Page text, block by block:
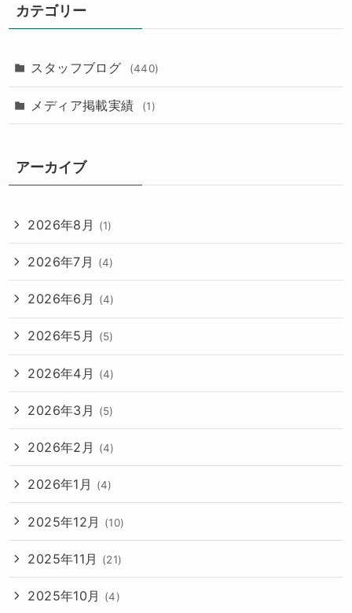
カテゴリー
スタッフブログ (440)
メディア掲載実績 (1)
アーカイブ
2026年8月 (1)
2026年7月 (4)
2026年6月 (4)
2026年5月 (5)
2026年4月 (4)
2026年3月 (5)
2026年2月 (4)
2026年1月 (4)
2025年12月 (10)
2025年11月 (21)
2025年10月 (4)